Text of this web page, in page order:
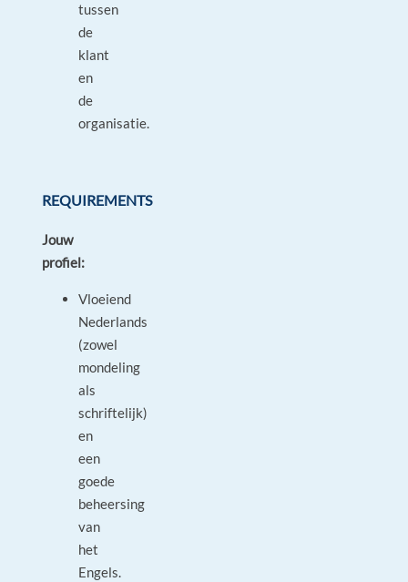
tussen
de
klant
en
de
organisatie.
REQUIREMENTS
Jouw
profiel:
Vloeiend
Nederlands
(zowel
mondeling
als
schriftelijk)
en
een
goede
beheersing
van
het
Engels.